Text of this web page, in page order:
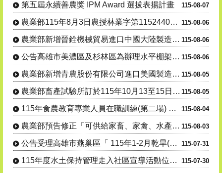
115-08-07
第五屆永續善農獎 IPM Award 選拔表揚計畫
115-08-06
農業部115年8月3日農授林業字第1152440559號公告....
115-08-06
農業部新增晉銓機械貿易進口中國大陸製造雷沃谷神 牌5125 ....
115-08-06
公告高雄市美濃區及杉林區為辦理水平棚架網室塑膠布(網)115....
115-08-05
農業部新增青農股份有限公司進口美國製造強鹿牌 7R250型曳....
115-08-05
農業部畜產試驗所訂於115年10月13至15日辦理「羊 隻管....
115-08-04
115年食農教育專業人員在職訓練(第二場) 「從產地到生活：....
115-08-03
農業部預告修正「可供給家畜、家禽、水產動物之飼 料」、「飼料....
115-07-31
公告受理高雄市燕巢區「 115年1-2月乾旱(遲發性)」 蜂....
115-07-30
115年度水土保持管理走入社區宣導活動位址及場次異動